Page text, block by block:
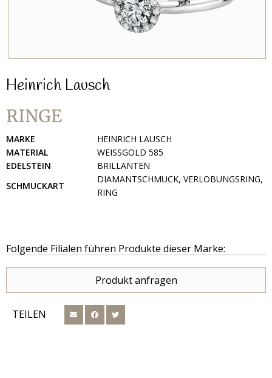
Heinrich Lausch
RINGE
MARKE
HEINRICH LAUSCH
MATERIAL
WEISSGOLD 585
EDELSTEIN
BRILLANTEN
SCHMUCKART
DIAMANTSCHMUCK, VERLOBUNGSRING,
RING
Folgende Filialen führen Produkte dieser Marke:
Produkt anfragen
TEILEN